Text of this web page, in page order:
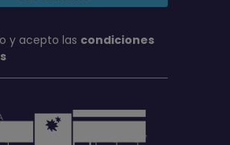
y acepto las condiciones